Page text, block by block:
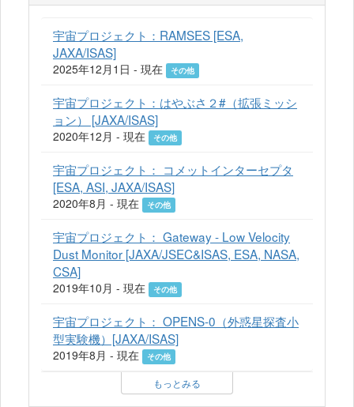
宇宙プロジェクト：RAMSES [ESA,
JAXA/ISAS]
2025年12月1日 - 現在 その他
宇宙プロジェクト：はやぶさ２#（拡張ミッシ
ョン） [JAXA/ISAS]
2020年12月 - 現在 その他
宇宙プロジェクト： コメットインターセプタ
[ESA, ASI, JAXA/ISAS]
2020年8月 - 現在 その他
宇宙プロジェクト： Gateway - Low Velocity
Dust Monitor [JAXA/JSEC&ISAS, ESA, NASA,
CSA]
2019年10月 - 現在 その他
宇宙プロジェクト： OPENS-0（外惑星探査小
型実験機）[JAXA/ISAS]
2019年8月 - 現在 その他
もっとみる